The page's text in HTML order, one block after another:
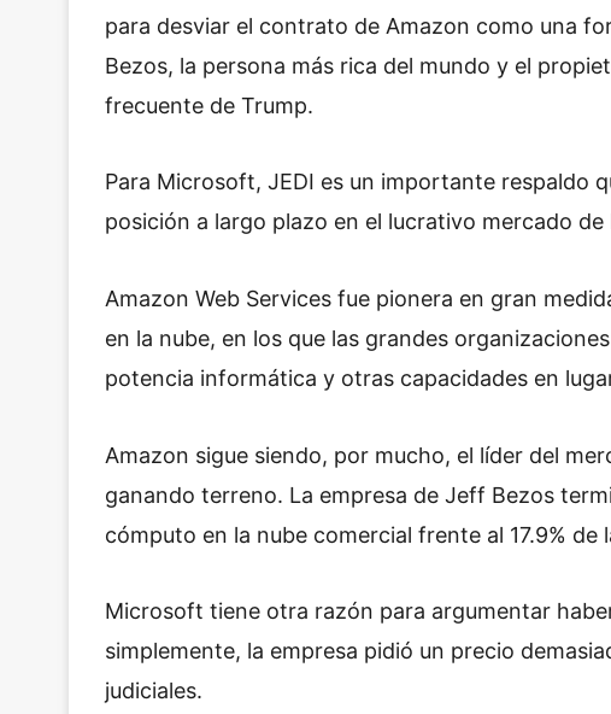
para desviar el contrato de Amazon como una
Bezos, la persona más rica del mundo y el
frecuente de Trump.
Para Microsoft, JEDI es un importante respaldo
posición a largo plazo en el lucrativo mercado
Amazon Web Services fue pionera en gran
en la nube, en los que las grandes
potencia informática y otras capacidades en
Amazon sigue siendo, por mucho, el líder del
ganando terreno. La empresa de Jeff Bezos
cómputo en la nube comercial frente al 17.9%
Microsoft tiene otra razón para argumentar
simplemente, la empresa pidió un precio
judiciales.